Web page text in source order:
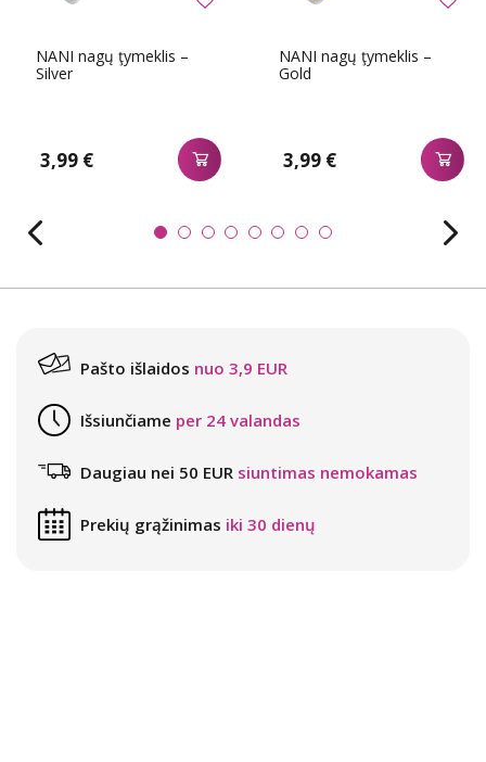
NANI nagų ţymeklis –
Silver
3,99 €
NANI nagų ţymeklis –
Gold
3,99 €
Pašto išlaidos nuo 3,9 EUR
Išsiunčiame per 24 valandas
Daugiau nei 50 EUR siuntimas nemokamas
Prekių grąžinimas iki 30 dienų